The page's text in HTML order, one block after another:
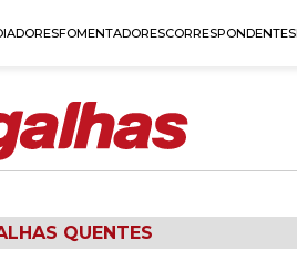
FOMENTADORESCORRESPONDENTES
QUENTES